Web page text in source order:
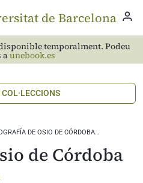
temporalment. Podeu
aunebook.es
DE OSIO DE CÓRDOBA…
de Córdoba